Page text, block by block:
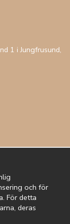
1 i Jungfrusund,
och
och för
För detta
deras